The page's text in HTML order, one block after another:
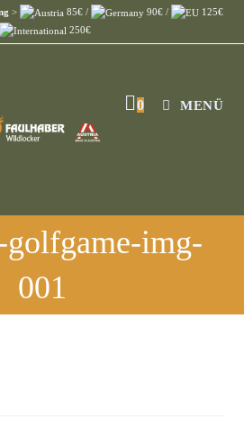
> 85€ / 90€ /
125€
250€
0 MENÜ
golfgame-img-
001